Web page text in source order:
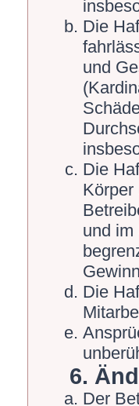
Die
und
Die
Körper
und im
Die
6.
Der